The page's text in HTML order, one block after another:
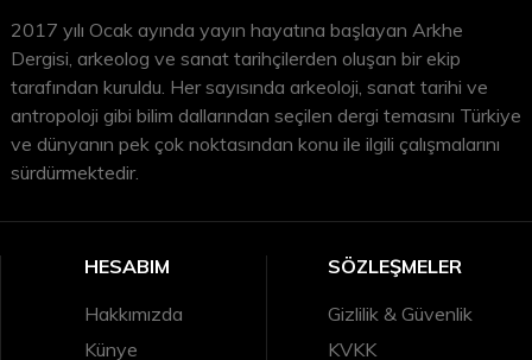
2017 yılı Ocak ayında yayın hayatına başlayan Arkhe
Dergisi, arkeolog ve sanat tarihçilerden oluşan bir ekip
tarafından kuruldu. Her sayısında arkeoloji, sanat tarihi ve
antropoloji gibi bilim dallarından seçilen dergi temasını Türkiye
ve dünyanın pek çok noktasından konu ile ilgili çalışmalarını
sürdürmektedir.
HESABIM
Hakkımızda
Künye
SÖZLEŞMELER
Gizlilik & Güvenlik
KVKK